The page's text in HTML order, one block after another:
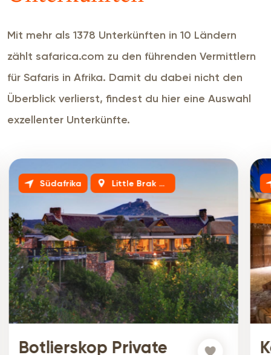
Mit mehr als 1378 Unterkünften in 10 Ländern
zählt safarica.com zu den führenden Vermittlern
für Safaris in Afrika. Damit du dabei nicht den
Überblick verlierst, findest du hier eine Auswahl
exzellenter Unterkünfte.
Südafrika Little Brak River
Botlierskop Private